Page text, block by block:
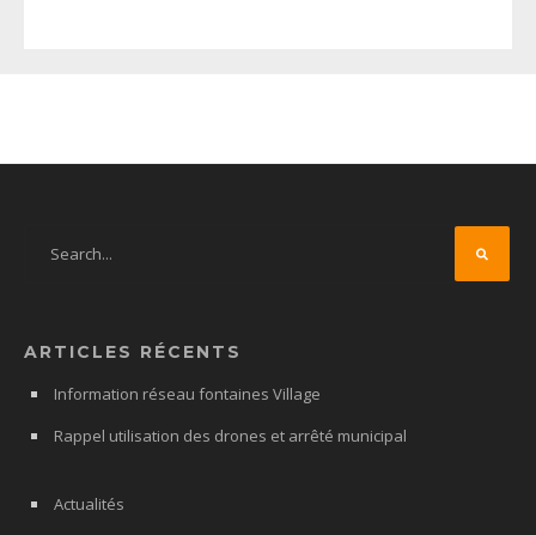
ARTICLES RÉCENTS
Information réseau fontaines Village
Rappel utilisation des drones et arrêté municipal
Actualités